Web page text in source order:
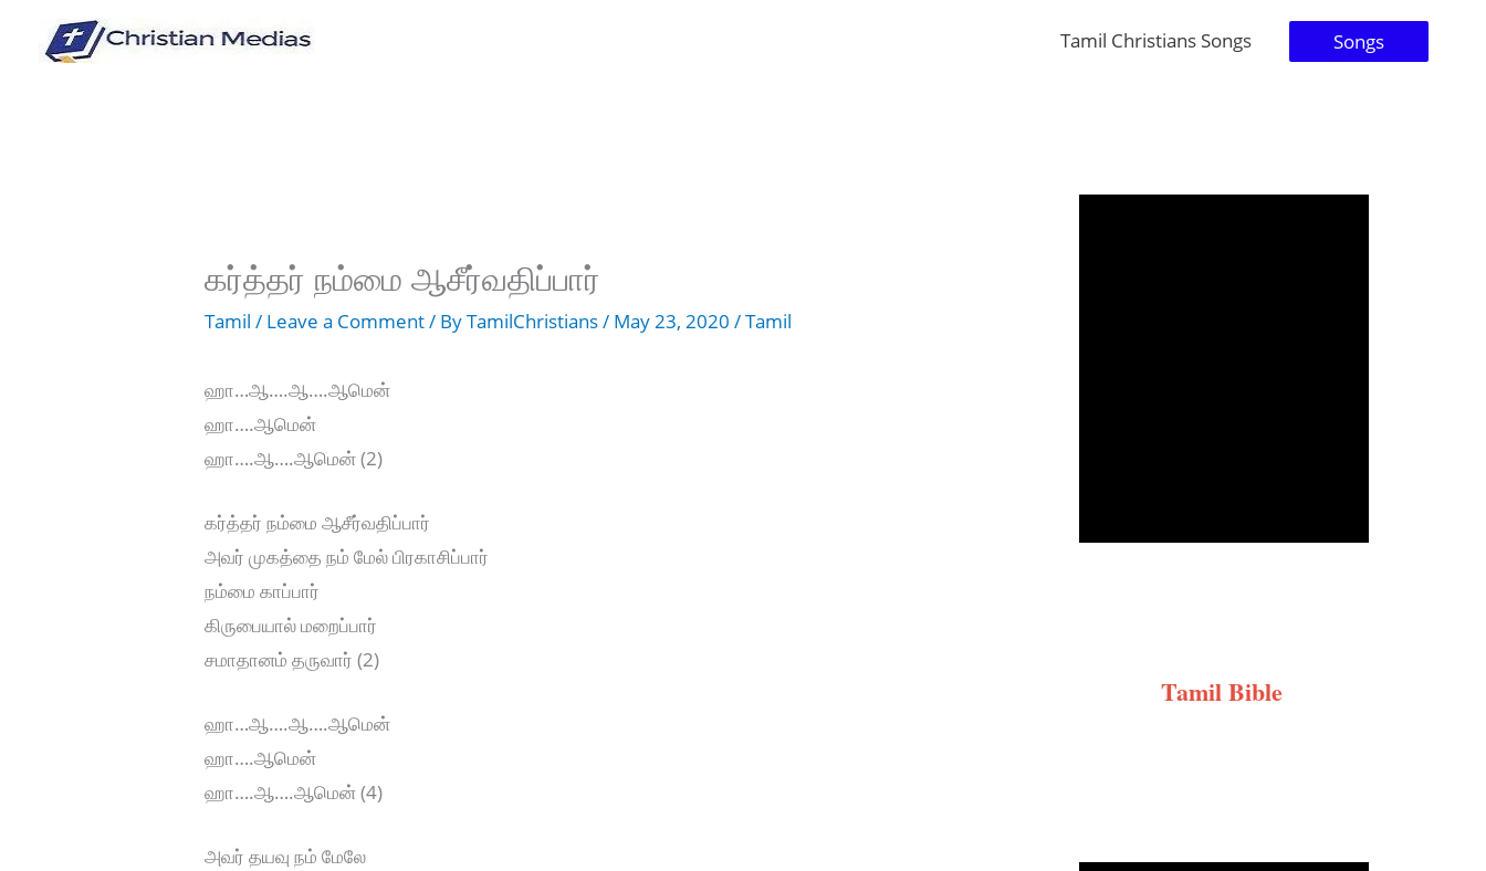
Tamil Christians Songs Songs
கர்த்தர் நம்மை ஆசீர்வதிப்பார்
Tamil / Leave a Comment/ ByTamilChristians/ May 23, 2020/Tamil
ஹா…ஆ….ஆ….ஆமென்
ஹா….ஆமென்
ஹா….ஆ….ஆமென் (2)
கர்த்தர் நம்மை ஆசீர்வதிப்பார்
அவர் முகத்தை நம் மேல் பிரகாசிப்பார்
நம்மை காப்பார்
கிருபையால் மறைப்பார்
சமாதானம் தருவார் (2)
ஹா…ஆ….ஆ….ஆமென்
ஹா….ஆமென்
ஹா….ஆ….ஆமென் (4)
அவர் தயவு நம் மேலே
Tamil Bible